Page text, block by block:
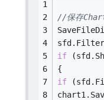
//保存
if
{
if